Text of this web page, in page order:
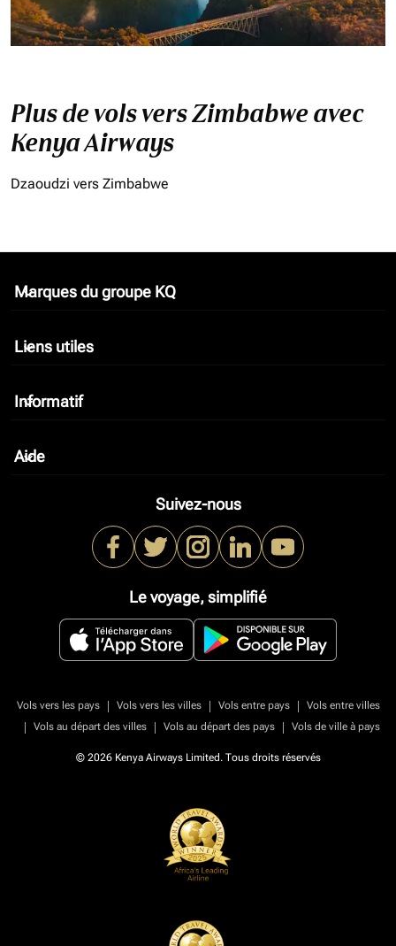
Plus de vols vers Zimbabwe avec
Kenya Airways
Dzaoudzi vers Zimbabwe
Marques du groupe KQ
keyboard_arrow_down
Liens utiles
keyboard_arrow_down
Informatif
keyboard_arrow_down
Aide
keyboard_arrow_down
Suivez-nous
Le voyage, simplifié
Vols vers les pays | Vols vers les villes | Vols entre pays |
Vols entre villes
|
Vols au départ des villes | Vols au départ des pays | Vols de ville à pays
© 2026 Kenya Airways Limited. Tous droits réservés